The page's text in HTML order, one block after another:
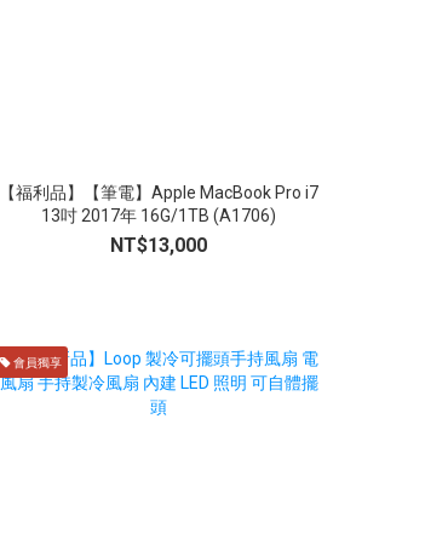
【福利品】【筆電】Apple MacBook Pro i7
13吋 2017年 16G/1TB (A1706)
NT$13,000
會員獨享